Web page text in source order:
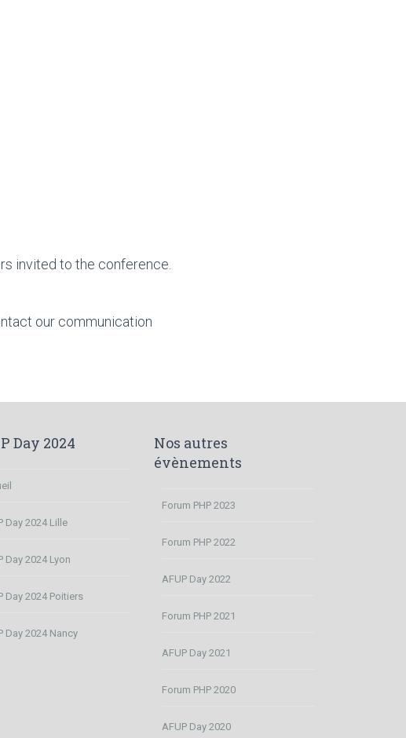
invited to the conference.
our communication
Day 2024
Day 2024 Lille
Day 2024 Lyon
Day 2024 Poitiers
Day 2024 Nancy
Nos autres
évènements
Forum PHP 2023
Forum PHP 2022
AFUP Day 2022
Forum PHP 2021
AFUP Day 2021
Forum PHP 2020
AFUP Day 2020